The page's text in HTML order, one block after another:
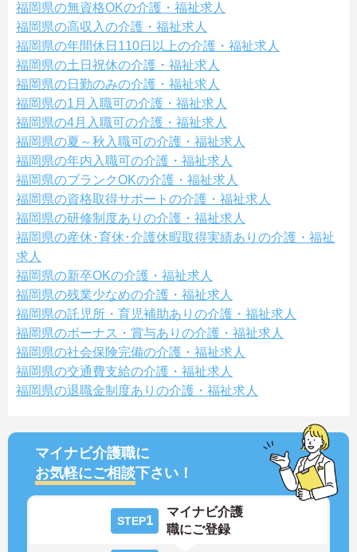
福岡県の無資格OKの介護・福祉求人
福岡県の高収入の介護・福祉求人
福岡県の年間休日110日以上の介護・福祉求人
福岡県の土日祝休の介護・福祉求人
福岡県の日勤のみの介護・福祉求人
福岡県の1月入職可の介護・福祉求人
福岡県の4月入職可の介護・福祉求人
福岡県の夏～秋入職可の介護・福祉求人
福岡県の年内入職可の介護・福祉求人
福岡県のブランクOKの介護・福祉求人
福岡県の資格取得サポートの介護・福祉求人
福岡県の研修制度ありの介護・福祉求人
福岡県の産休･育休･介護休暇取得実績ありの介護・福祉
求人
福岡県の新卒OKの介護・福祉求人
福岡県の残業少なめの介護・福祉求人
福岡県の託児所・育児補助ありの介護・福祉求人
福岡県のボーナス・賞与ありの介護・福祉求人
福岡県の社会保険完備の介護・福祉求人
福岡県の交通費支給の介護・福祉求人
福岡県の退職金制度ありの介護・福祉求人
マイナビ介護職に
お気軽にご相談下さい！
STEP1
マイナビ介護
職にご登録